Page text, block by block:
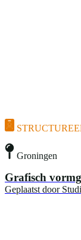
Groningen
Grafisch
Geplaatst door